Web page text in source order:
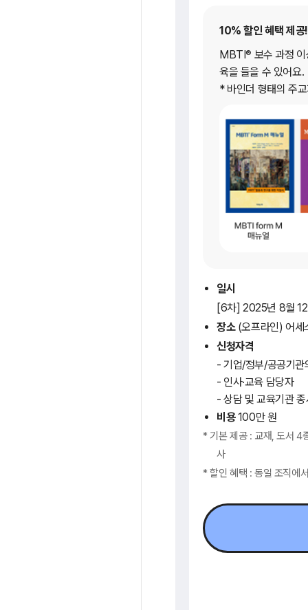
10% 할인 혜택 제공!
MBTI® 보수 과정
육을 들을 수 있어요.
* 바인더 형태의 주
일시
[6차] 2025년 8월
장소(오프라인) 어세
신청자격
기업/정부/공공기관
인사·교육 담당자
상담 및 교육기관
비용100만 원
* 기본 제공 : 교재, 도서 4
사
* 할인 혜택 : 동일 조직에